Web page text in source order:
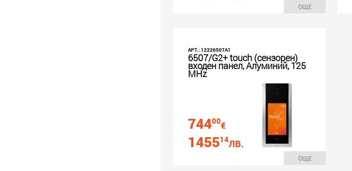
ОЩЕ
АРТ.: 12226507A1
6507/G2+ touch (сензорен)
входен панел, Алуминий, 125
MHz
74400€
145514ЛВ.
ОЩЕ